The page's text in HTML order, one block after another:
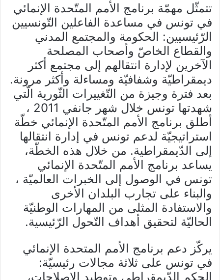
تتمثّل مهمّة برنامج الأمم المتّحدة الإنمائي
في تونس في مساعدة الفاعلين التّونسيين
الرّئيسيين: الحكومة والمجتمع المدني
والقطاع الخاصّ وأصحاب المصلحة
الآخرين لإدارة انتقالهم إلى مجتمع أكثر
ديمقراطيّة وشفافيّة ومساءلة وأكثر مرونة.
بعد فترة وجيزة من التّغييرات الثّورية الّتي
شهدتها تونس خلال شهر جانفي 2011 ،
أطلق برنامج الأمم المتّحدة الإنمائي خطّة
استراتيجيّة لدعم تونس في إدارة انتقالها
إلى الدّيمقراطية. من خلال هذه الخطّة،
يساعد برنامج الأمم المتّحدة الإنمائي
تونس في الوصول إلى الخبرات العالميّة ،
والبناء على تجارب البلدان الأخرى
والاستفادة المثلى من المهارات الوطنيّة
الحاليّة لتحقيق أهداف التّحول الرّئيسية.
يركّز دعم برنامج الأمم المتحدة الإنمائي
في تونس على ثلاثة مجالات رئيسيّة:
الحكم الدّيمقراطي وتوطيد الإصلاحات،